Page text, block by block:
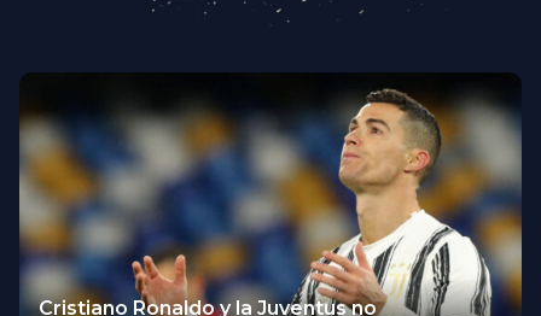
Cristiano Ronaldo y la Juventus no